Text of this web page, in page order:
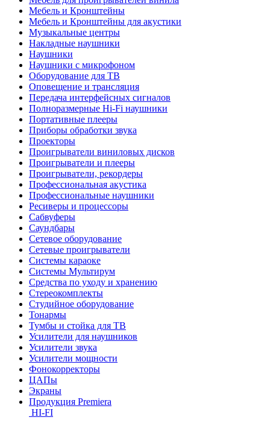
Мебель и Кронштейны
Мебель и Кронштейны для акустики
Музыкальные центры
Накладные наушники
Наушники
Наушники с микрофоном
Оборудование для ТВ
Оповещение и трансляция
Передача интерфейсных сигналов
Полноразмерные Hi-Fi наушники
Портативные плееры
Приборы обработки звука
Проекторы
Проигрыватели виниловых дисков
Проигрыватели и плееры
Проигрыватели, рекордеры
Профессиональная акустика
Профессиональные наушники
Ресиверы и процессоры
Сабвуферы
Саундбары
Сетевое оборудование
Сетевые проигрыватели
Системы караоке
Системы Мультирум
Средства по уходу и хранению
Стереокомплекты
Студийное оборудование
Тонармы
Тумбы и стойка для ТВ
Усилители для наушников
Усилители звука
Усилители мощности
Фонокорректоры
ЦАПы
Экраны
Продукция Premiera
HI-FI